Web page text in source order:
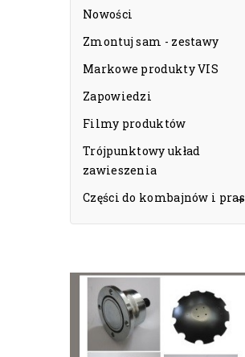
Nowości
Zmontuj sam - zestawy
Markowe produkty VIS
Zapowiedzi
Filmy produktów
Trójpunktowy układ
zawieszenia
Części do kombajnów i pras
